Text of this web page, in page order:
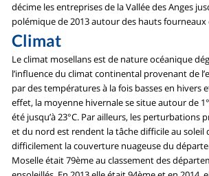
décime les entreprises de la Vallée des Anges
polémique de 2013 autour des hauts fourneaux
Climat
Le climat mosellans est de nature océanique
l’influence du climat continental provenant de
par des températures à la fois basses en hivers
effet, la moyenne hivernale se situe autour de
été jusqu’à 23°C. Par ailleurs, les perturbations
et du nord est rendent la tâche difficile au soleil
difficilement la couverture nuageuse du
Moselle était 79ème au classement des